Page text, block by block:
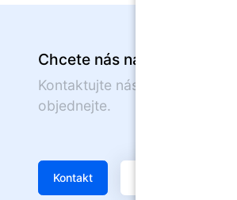
Chcete nás navštívit?
Kontaktujte nás nebo se on-line
objednejte.
Kontakt